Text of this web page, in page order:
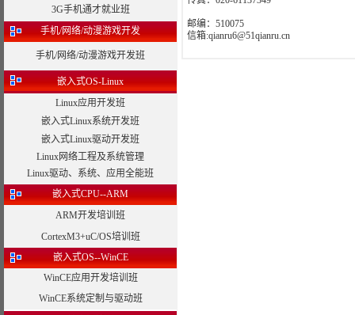
3G手机通才就业班
手机/网络/动漫游戏开发
手机/网络/动漫游戏开发班
嵌入式OS-Linux
Linux应用开发班
嵌入式Linux系统开发班
嵌入式Linux驱动开发班
Linux网络工程及系统管理
Linux驱动、系统、应用全能班
嵌入式CPU--ARM
ARM开发培训班
CortexM3+uC/OS培训班
嵌入式OS--WinCE
WinCE应用开发培训班
WinCE系统定制与驱动班
邮编：510075
信箱:qianru6@51qianru.cn